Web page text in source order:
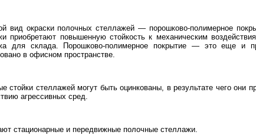
вид окраски полочных стеллажей — порошково-полимерное
приобретают повышенную стойкость к механическим
для склада. Порошково-полимерное покрытие — это еще и
в офисном пространстве.
стойки стеллажей могут быть оцинкованы, в результате чего они
агрессивных сред.
стационарные и передвижные полочные стеллажи.